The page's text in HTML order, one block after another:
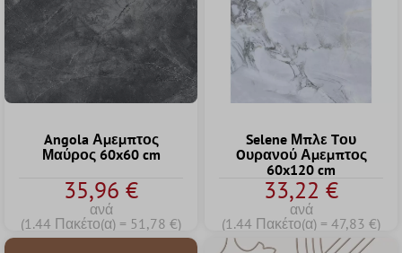
Angola Αμεμπτος
Μαύρος 60x60 cm
35,96 €
ανά
(1.44 Πακέτο(α) = 51,78 €)
Selene Μπλε Tου
Oυρανού Αμεμπτος
60x120 cm
33,22 €
ανά
(1.44 Πακέτο(α) = 47,83 €)